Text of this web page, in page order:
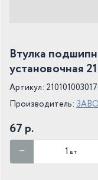
Втулка
установочная
Артикул:
Производитель:
67 р.
шт